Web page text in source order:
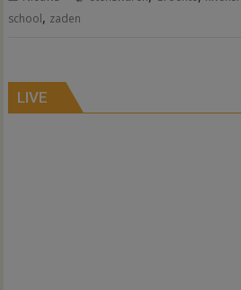
school, zaden
LIVE